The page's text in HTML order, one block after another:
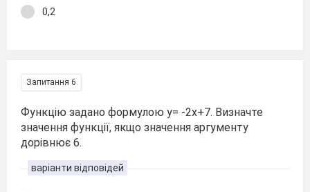
0,2
Запитання 6
Функцію задано формулою y= -2x+7. Визначте
значення функції, якщо значення аргументу
дорівнює 6.
варіанти відповідей